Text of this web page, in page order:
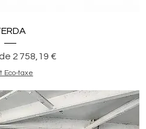
rapide
2 758,19 €
Eco-taxe